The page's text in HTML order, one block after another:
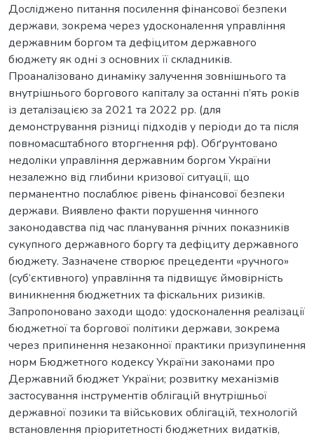
Досліджено питання посилення фінансової безпеки
держави, зокрема через удосконалення управління
державним боргом та дефіцитом державного
бюджету як одні з основних її складників.
Проаналізовано динаміку залучення зовнішнього та
внутрішнього боргового капіталу за останні п’ять років
із деталізацією за 2021 та 2022 рр. (для
демонстрування різниці підходів у періоди до та після
повномасштабного вторгнення рф). Обґрунтовано
недоліки управління державним боргом України
незалежно від глибини кризової ситуації, що
перманентно послаблює рівень фінансової безпеки
держави. Виявлено факти порушення чинного
законодавства під час планування річних показників
сукупного державного боргу та дефіциту державного
бюджету. Зазначене створює прецеденти «ручного»
(суб’єктивного) управління та підвищує ймовірність
виникнення бюджетних та фіскальних ризиків.
Запропоновано заходи щодо: удосконалення реалізації
бюджетної та боргової політики держави, зокрема
через припинення незаконної практики призупинення
норм Бюджетного кодексу України законами про
Державний бюджет України; розвитку механізмів
застосування інструментів облігацій внутрішньої
державної позики та військових облігацій, технологій
встановлення пріоритетності бюджетних видатків,